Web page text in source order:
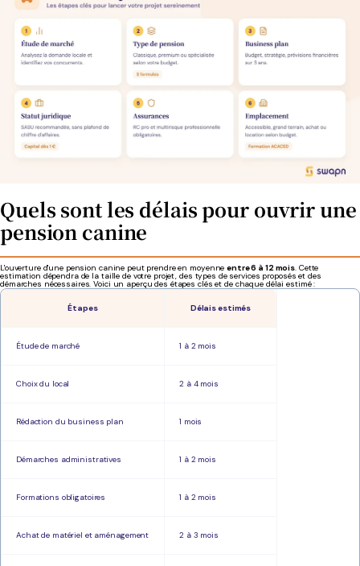
Quels sont les délais pour ouvrir une
pension canine
L'ouverture d'une pension canine peut prendre en moyenneentre 6 à 12 mois. Cette
estimation dépendra de la taille de votre projet, des types de services proposés et des
démarches nécessaires. Voici un aperçu des étapes clés et de chaque délai estimé :
Étapes Délais estimés
Étude de marché 1 à 2 mois
Choix du local 2 à 4 mois
Rédaction du business plan 1 mois
Démarches administratives 1 à 2 mois
Formations obligatoires 1 à 2 mois
Achat de matériel et aménagement 2 à 3 mois